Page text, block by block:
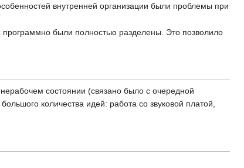
внутренней организации были проблемы при
были полностью разделены. Это позволило
состоянии (связано было с очередной
количества идей: работа со звуковой платой,